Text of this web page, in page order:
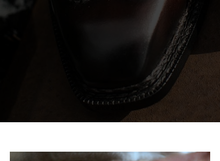
inbespoke.ru